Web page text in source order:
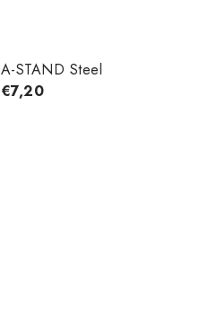
A-STAND Steel
€7,20